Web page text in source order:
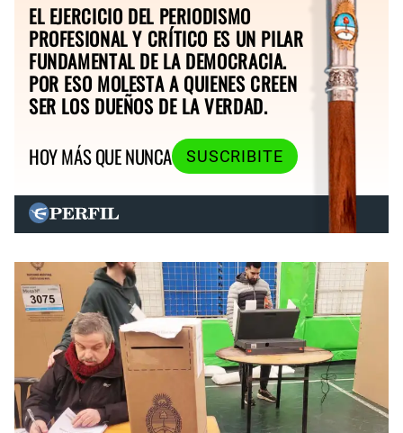
EL EJERCICIO DEL PERIODISMO
PROFESIONAL Y CRÍTICO ES UN PILAR
FUNDAMENTAL DE LA DEMOCRACIA.
POR ESO MOLESTA A QUIENES CREEN
SER LOS DUEÑOS DE LA VERDAD.
HOY MÁS QUE NUNCA
SUSCRIBITE